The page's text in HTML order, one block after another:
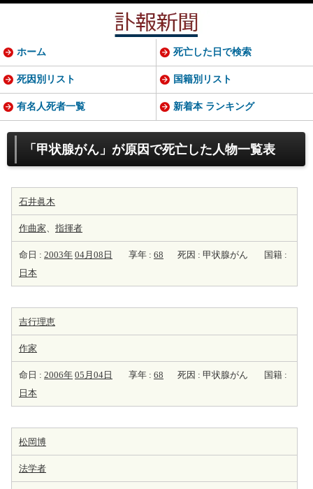
「甲状腺がん」が原因で死亡した人物一覧表
石井眞木
作曲家、 指揮者
命日 : 2003年 04月08日 享年 : 68 死因 : 甲状腺がん
国籍 :
日本
吉行理恵
作家
命日 : 2006年 05月04日 享年 : 68 死因 : 甲状腺がん
国籍 :
日本
松岡博
法学者
ホーム 死亡した日で検索
死因別リスト 国籍別リスト
有名人死者一覧 新着本 ランキング